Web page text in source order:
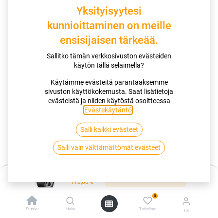
118,00€
Etusivu Haku
0
Toivelista Tili
Miksi valita tämä rengas
Nauti ylivoimaisesta kilometrisuoritteesta upouuden
YellowChili-seoksemme ansiosta.
Koe vakuuttava märkäsuorituskyky ja alhainen melutaso.
185/65R15 92T CONTINENTAL
Yksityisyytesi
kunnioittaminen on meille
ensisijaisen tärkeää.
Sallitko tämän verkkosivuston evästeiden
käytön tällä selaimella?
Käytämme evästeitä parantaaksemme
sivuston käyttökokemusta. Saat lisätietoja
evästeistä ja niiden käytöstä osoitteessa
Evästekäytäntö
Salli kaikki evästeet
Salli vain välttämättömät evästeet